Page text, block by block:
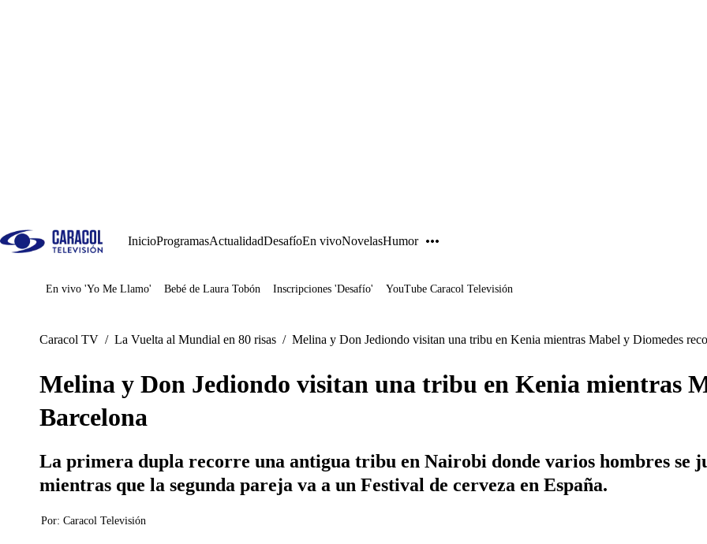
InicioProgramasActualidadDesafíoEn vivoNovelasHumor
Juegos
En vivo 'Yo Me Llamo' Bebé de Laura Tobón Inscripciones 'Desafío' YouTube Caracol Televisión
Caracol TV / La Vuelta al Mundial en 80 risas / Melina y Don Jediondo visitan una tribu en Kenia mientras Mabel y Diomedes
Melina y Don Jediondo visitan una tribu en Kenia mientras
Barcelona
La primera dupla recorre una antigua tribu en Nairobi donde varios hombres se
mientras que la segunda pareja va a un Festival de cerveza en España.
Por: Caracol Televisión